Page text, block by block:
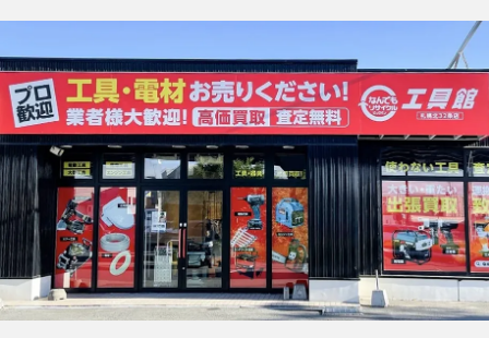
【店舗内商品コード】1022000195721
【メーカー】TAJIMA/タジマ
【型番】ZEROBLSN-KJC
【カラー】ブラック
【付属品】純正ケース,取扱説明書,アダプタ,充電器,バッテリー
受光器
【ランク】Bランク
通常使用による傷や汚れが見受けられる中古品
【使用予定配送業者】佐川急便 飛脚宅配便100サイズ